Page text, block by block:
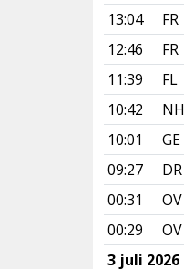
13:04
FR
12:46
FR
11:39
FL
10:42
NH
10:01
GE
09:27
DR
00:31
OV
00:29
OV
3 juli 2026